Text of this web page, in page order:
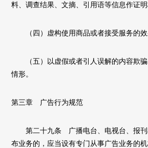
料、调查结果、文摘、引用语等信息作证明
（四）虚构使用商品或者接受服务的效
（五）以虚假或者引人误解的内容欺骗
情形。
第三章 广告行为规范
第二十九条 广播电台、电视台、报刊
布业务的，应当设有专门从事广告业务的